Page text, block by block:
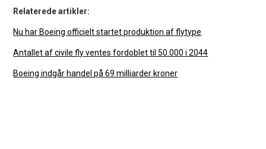
Relaterede artikler:
Nu har Boeing officielt startet produktion af flytype
Antallet af civile fly ventes fordoblet til 50.000 i 2044
Boeing indgår handel på 69 milliarder kroner